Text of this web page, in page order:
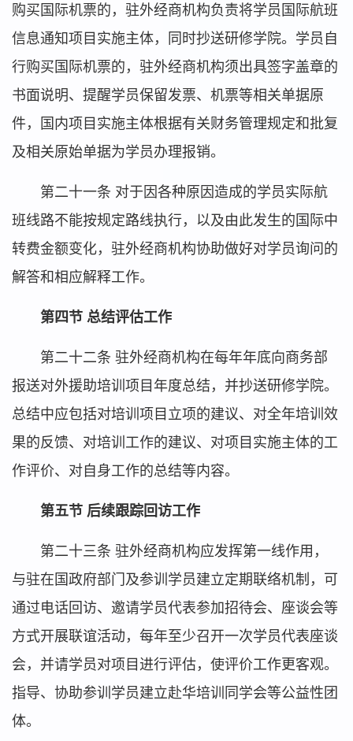
购买国际机票的，驻外经商机构负责将学员国际航班
信息通知项目实施主体，同时抄送研修学院。学员自
行购买国际机票的，驻外经商机构须出具签字盖章的
书面说明、提醒学员保留发票、机票等相关单据原
件，国内项目实施主体根据有关财务管理规定和批复
及相关原始单据为学员办理报销。
第二十一条 对于因各种原因造成的学员实际航
班线路不能按规定路线执行，以及由此发生的国际中
转费金额变化，驻外经商机构协助做好对学员询问的
解答和相应解释工作。
第四节 总结评估工作
第二十二条 驻外经商机构在每年年底向商务部
报送对外援助培训项目年度总结，并抄送研修学院。
总结中应包括对培训项目立项的建议、对全年培训效
果的反馈、对培训工作的建议、对项目实施主体的工
作评价、对自身工作的总结等内容。
第五节 后续跟踪回访工作
第二十三条 驻外经商机构应发挥第一线作用，
与驻在国政府部门及参训学员建立定期联络机制，可
通过电话回访、邀请学员代表参加招待会、座谈会等
方式开展联谊活动，每年至少召开一次学员代表座谈
会，并请学员对项目进行评估，使评价工作更客观。
指导、协助参训学员建立赴华培训同学会等公益性团
体。